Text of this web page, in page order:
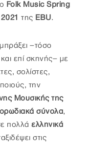
Folk Music Spring
της EBU.
–τόσο
επί σκηνής– με
σολίστες,
την
Μουσικής της
σύνολα,
πολλά ελληνικά
στις